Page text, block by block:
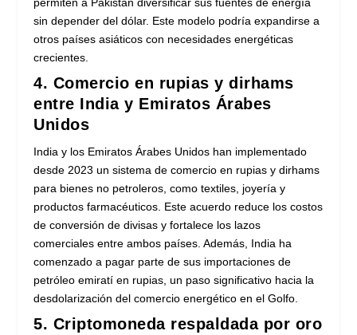
sin depender del dólar. Este modelo podría expandirse a
otros países asiáticos con necesidades energéticas
crecientes.
4. Comercio en rupias y dirhams
entre India y Emiratos Árabes
Unidos
India y los Emiratos Árabes Unidos han implementado
desde 2023 un sistema de comercio en rupias y dirhams
para bienes no petroleros, como textiles, joyería y
productos farmacéuticos. Este acuerdo reduce los costos
de conversión de divisas y fortalece los lazos
comerciales entre ambos países. Además, India ha
comenzado a pagar parte de sus importaciones de
petróleo emiratí en rupias, un paso significativo hacia la
desdolarización del comercio energético en el Golfo.
5. Criptomoneda respaldada por oro